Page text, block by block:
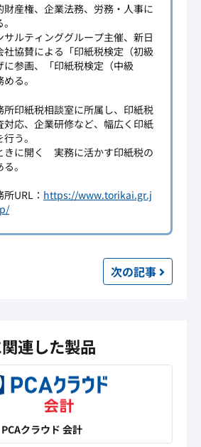
財産権、企業法務、労務・人事に
ルティンググループ主催、新日
協賛による「印紙税検定（初級
参画、「印紙税検定（中級
る。
所印紙税相談室に所属し、印紙税
対応、企業研修など、幅広く印紙
う。
きに開く 実務に活かす印紙税の
。
URL： https://www.torikai.gr.j
次の記事
連した製品
PCAクラウド 会計